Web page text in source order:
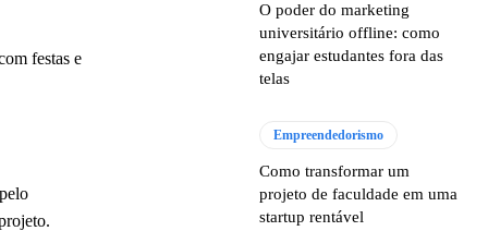
festas e
O poder do marketing
universitário offline: como
engajar estudantes fora das
telas
Empreendedorismo
Como transformar um
projeto de faculdade em uma
startup rentável